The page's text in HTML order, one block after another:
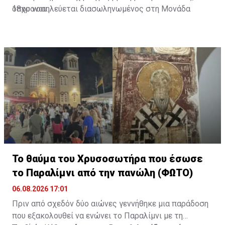
όπου νοσηλεύεται διασωληνωμένος στη Μονάδα
18χρονου.
Το θαύμα του Χρυσοσωτήρα που έσωσε
το Παραλίμνι από την πανώλη (ΦΩΤΟ)
06.08.2026 17:01
Πριν από σχεδόν δύο αιώνες γεννήθηκε μια παράδοση
που εξακολουθεί να ενώνει το Παραλίμνι με τη